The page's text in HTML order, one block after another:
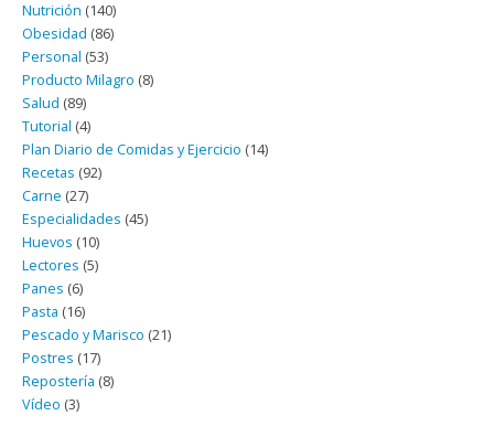
Nutrición (140)
Obesidad (86)
Personal (53)
Producto Milagro (8)
Salud (89)
Tutorial (4)
Plan Diario de Comidas y Ejercicio (14)
Recetas (92)
Carne (27)
Especialidades (45)
Huevos (10)
Lectores (5)
Panes (6)
Pasta (16)
Pescado y Marisco (21)
Postres (17)
Repostería (8)
Vídeo (3)